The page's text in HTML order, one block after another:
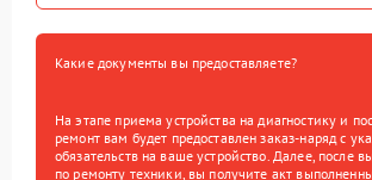
Какие документы вы предоставляете?
На этапе приема устройства на диагностику и
ремонт вам будет предоставлен заказ-наряд с
обязательств на ваше устройство. Далее, после
по ремонту техники, вы получите акт